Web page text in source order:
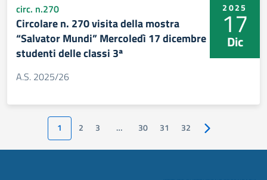
2025
17
Dic
circ. n.270
Circolare n. 270 visita della mostra
“Salvator Mundi” Mercoledì 17 dicembre
studenti delle classi 3ª
A.S. 2025/26
1 2 3 … 30 31 32 Pagina